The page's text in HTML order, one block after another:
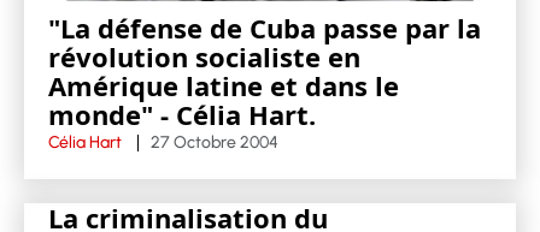
"La défense de Cuba passe par la
révolution socialiste en
Amérique latine et dans le
monde" - Célia Hart.
Célia Hart 27 Octobre 2004
La criminalisation du